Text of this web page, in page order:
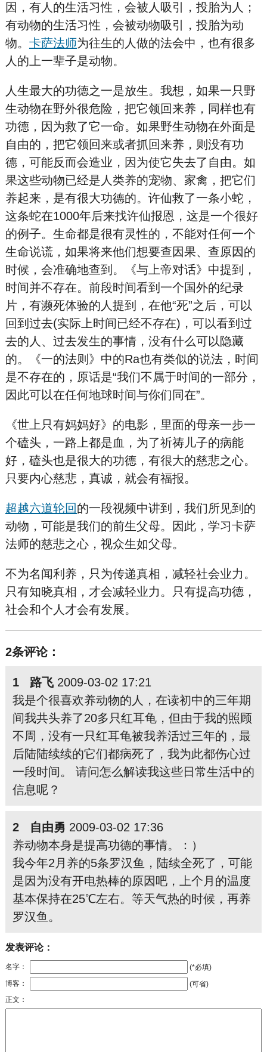
因，有人的生活习性，会被人吸引，投胎为人；
有动物的生活习性，会被动物吸引，投胎为动
物。 卡萨法师为往生的人做的法会中，也有很多
人的上一辈子是动物。
人生最大的功德之一是放生。我想，如果一只野
生动物在野外很危险，把它领回来养，同样也有
功德，因为救了它一命。如果野生动物在外面是
自由的，把它领回来或者抓回来养，则没有功
德，可能反而会造业，因为使它失去了自由。如
果这些动物已经是人类养的宠物、家禽，把它们
养起来，是有很大功德的。许仙救了一条小蛇，
这条蛇在1000年后来找许仙报恩，这是一个很好
的例子。生命都是很有灵性的，不能对任何一个
生命说谎，如果将来他们想要查因果、查原因的
时候，会准确地查到。《与上帝对话》中提到，
时间并不存在。前段时间看到一个国外的纪录
片，有濒死体验的人提到，在他“死”之后，可以
回到过去(实际上时间已经不存在)，可以看到过
去的人、过去发生的事情，没有什么可以隐藏
的。《一的法则》中的Ra也有类似的说法，时间
是不存在的，原话是“我们不属于时间的一部分，
因此可以在任何地球时间与你们同在”。
《世上只有妈妈好》的电影，里面的母亲一步一
个磕头，一路上都是血，为了祈祷儿子的病能
好，磕头也是很大的功德，有很大的慈悲之心。
只要内心慈悲，真诚，就会有福报。
超越六道轮回的一段视频中讲到，我们所见到的
动物，可能是我们的前生父母。因此，学习卡萨
法师的慈悲之心，视众生如父母。
不为名闻利养，只为传递真相，减轻社会业力。
只有知晓真相，才会减轻业力。只有提高功德，
社会和个人才会有发展。
2条评论：
1 路飞2009-03-02 17:21
我是个很喜欢养动物的人，在读初中的三年期
间我共头养了20多只红耳龟，但由于我的照顾
不周，没有一只红耳龟被我养活过三年的，最
后陆陆续续的它们都病死了，我为此都伤心过
一段时间。 请问怎么解读我这些日常生活中的
信息呢？
2 自由勇 2009-03-02 17:36
养动物本身是提高功德的事情。：）
我今年2月养的5条罗汉鱼，陆续全死了，可能
是因为没有开电热棒的原因吧，上个月的温度
基本保持在25℃左右。等天气热的时候，再养
罗汉鱼。
发表评论：
名字：
(*必填)
博客：
(可省)
正文：